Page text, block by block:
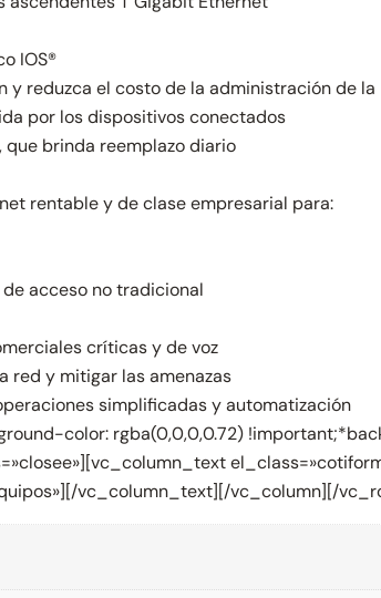
IOS®
reduzca el costo de la administración de la
por los dispositivos conectados
que brinda reemplazo diario
rentable y de clase empresarial para:
acceso no tradicional
críticas y de voz
red y mitigar las amenazas
simplificadas y automatización
color: rgba(0,0,0,0.72)
vc_column_text][/vc_column][/